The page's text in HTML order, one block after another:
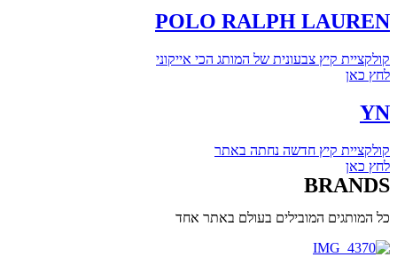
POLO RALPH LAUREN
קולקציית קיץ צבעונית של המותג הכי אייקוני
לחץ כאן
YN
קולקציית קיץ חדשה נחתה באתר
לחץ כאן
BRANDS
כל המותגים המובילים בעולם באתר אחד